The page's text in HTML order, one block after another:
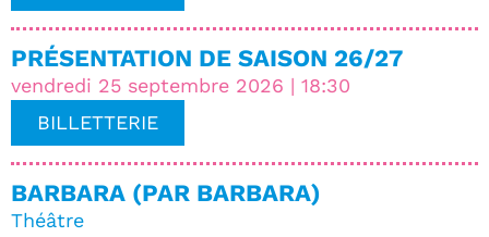
vendredi 25 septembre 2026 | 18:30
PRÉSENTATION DE SAISON 26/27
BILLETTERIE
BARBARA (PAR BARBARA)
Théâtre